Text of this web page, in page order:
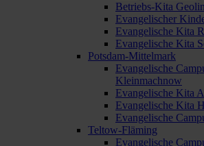
Betriebs-Kita
Evangelischer
Evangelische Kita
Evangelische Kita
Potsdam-Mittelmark
Evangelische
Kleinmachnow
Evangelische Kita
Evangelische Kita
Evangelische
Teltow-Fläming
Evangelische